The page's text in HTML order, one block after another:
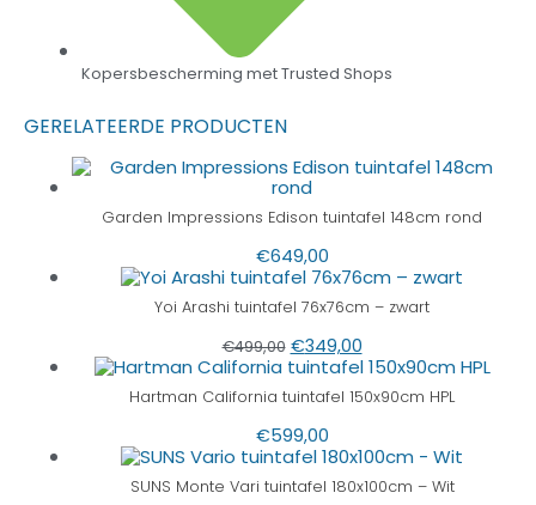
Kopersbescherming met Trusted Shops
GERELATEERDE PRODUCTEN
Garden Impressions Edison tuintafel 148cm rond
€649,00
Yoi Arashi tuintafel 76x76cm – zwart
€499,00 €349,00
Hartman California tuintafel 150x90cm HPL
€599,00
SUNS Monte Vari tuintafel 180x100cm – Wit